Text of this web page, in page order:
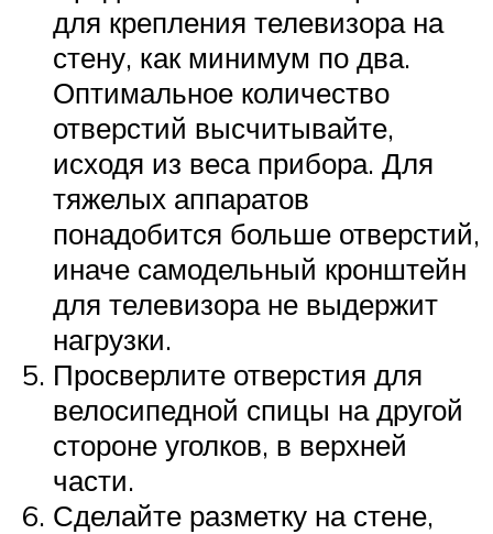
для крепления телевизора на
стену, как минимум по два.
Оптимальное количество
отверстий высчитывайте,
исходя из веса прибора. Для
тяжелых аппаратов
понадобится больше отверстий,
иначе самодельный кронштейн
для телевизора не выдержит
нагрузки.
Просверлите отверстия для
велосипедной спицы на другой
стороне уголков, в верхней
части.
Сделайте разметку на стене,